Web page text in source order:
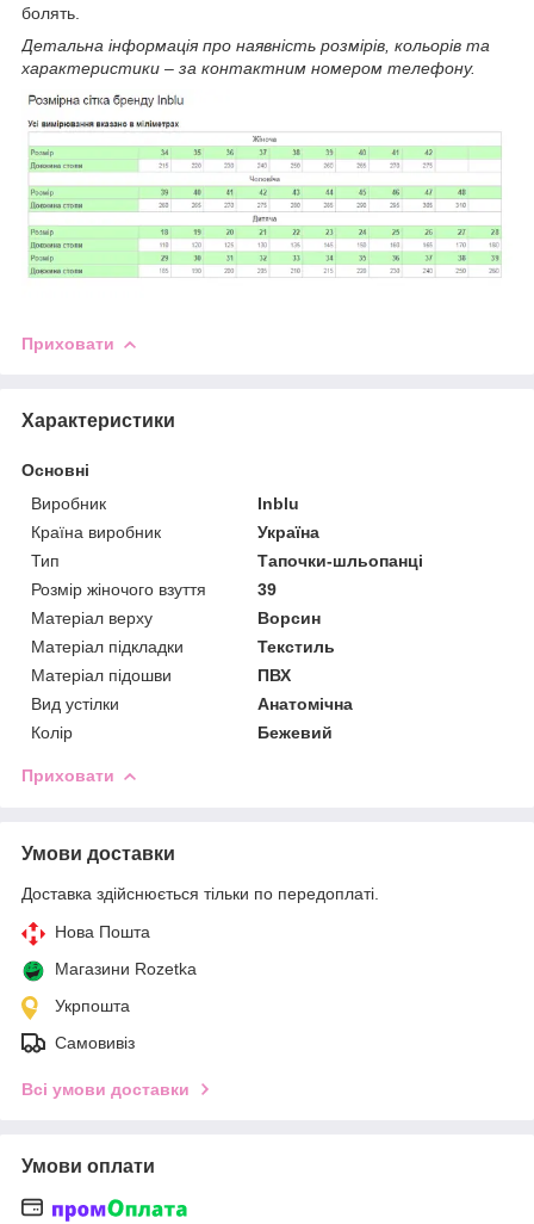
болять.
Детальна інформація про наявність розмірів, кольорів та
характеристики – за контактним номером телефону.
Приховати
Характеристики
Основні
Виробник
Inblu
Країна виробник
Україна
Тип
Тапочки-шльопанці
Розмір жіночого взуття
39
Матеріал верху
Ворсин
Матеріал підкладки
Текстиль
Матеріал підошви
ПВХ
Вид устілки
Анатомічна
Колір
Бежевий
Приховати
Умови доставки
Доставка здійснюється тільки по передоплаті.
Нова Пошта
Магазини Rozetka
Укрпошта
Самовивіз
Всі умови доставки
Умови оплати